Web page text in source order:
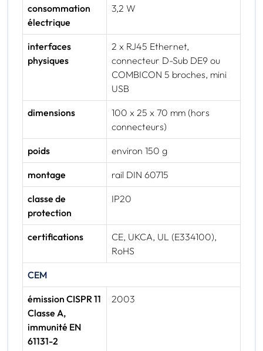
consommation
électrique
3,2 W
interfaces
physiques
2 x RJ45 Ethernet,
connecteur D-Sub DE9 ou
COMBICON 5 broches, mini
USB
dimensions
100 x 25 x 70 mm (hors
connecteurs)
poids environ 150 g
montage rail DIN 60715
classe de
protection
IP20
certifications
CE, UKCA, UL (E334100),
RoHS
CEM
émission CISPR 11
Classe A,
immunité EN
61131-2
2003